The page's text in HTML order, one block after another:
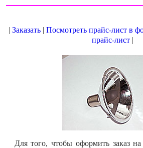
| Заказать | Посмотреть прайс-лист в
прайс-лист|
Для того, чтобы оформить заказ